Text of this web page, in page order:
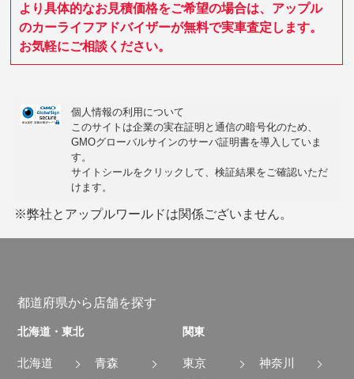
より具体的なお見積価格をご希望の場合は、アップル
のカーライフアドバイザーが無料で実車査定します。
お気軽にご相談ください。
個人情報の利用について
このサイトは企業の実在証明と通信の暗号化のため、
GMOグローバルサインのサーバ証明書を導入していま
す。
サイトシールをクリックして、検証結果をご確認いただ
けます。
※弊社とアップルワールドは関係ございません。
都道府県から店舗を探す
北海道・東北
北海道
青森
関東
東京
神奈川